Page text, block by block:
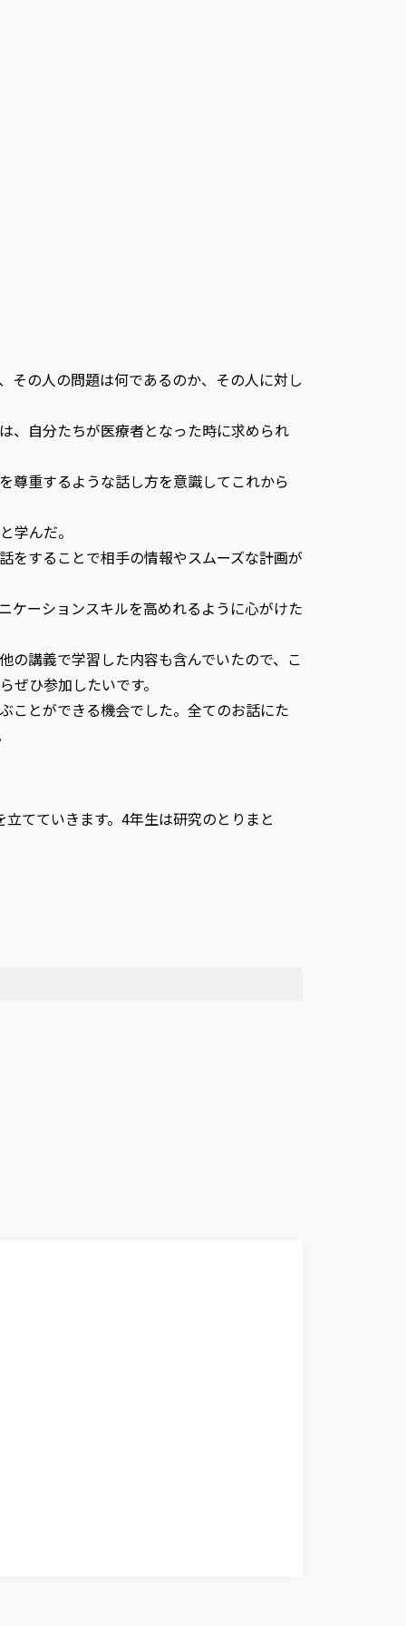
の人の問題は何であるのか、その人に対し
、自分たちが医療者となった時に求められ
尊重するような話し方を意識してこれから
学んだ。
をすることで相手の情報やスムーズな計画が
ケーションスキルを高めれるように心がけた
講義で学習した内容も含んでいたので、こ
ひ参加したいです。
ことができる機会でした。全てのお話にた
てていきます。4年生は研究のとりまと